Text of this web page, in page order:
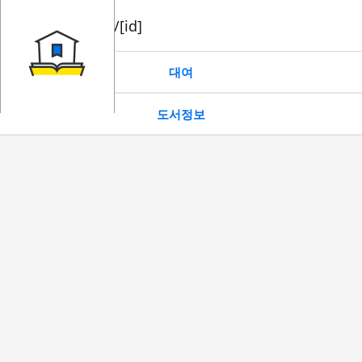
book/rent/[id]
대여
도서정보